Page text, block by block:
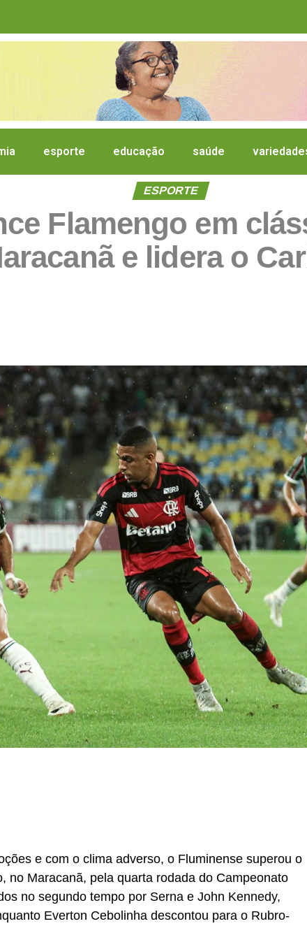
esporte educação saúde
ESPORTE
Flamengo em
e lidera o
e com o clima adverso, o Fluminense superou o
no Maracanã, pela quarta rodada do Campeonato
no segundo tempo por Serna e John Kennedy,
Everton Cebolinha descontou para o Rubro-